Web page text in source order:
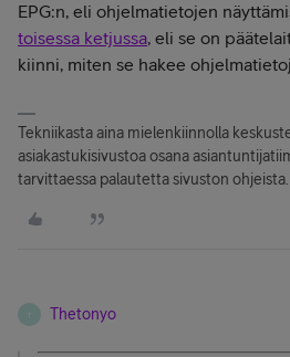
EPG:n, eli ohjelmatietojen
toisessa ketjussa, eli se on
kiinni, miten se hakee
Tekniikasta aina mielenkiinnolla
asiakastukisivustoa osana
tarvittaessa palautetta sivuston ohjeista.
T Thetonyo